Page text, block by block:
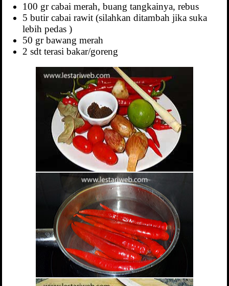
100 gr cabai merah, buang tangkainya, rebus
5 butir cabai rawit (silahkan ditambah jika suka
lebih pedas )
50 gr bawang merah
2 sdt terasi bakar/goreng